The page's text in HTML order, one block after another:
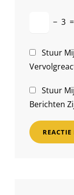
− 3 =
Stuur
Stuur
Berichten